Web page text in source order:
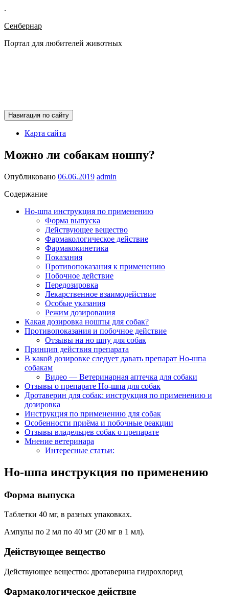
.
Сенбернар
Портал для любителей животных
Навигация по сайту
Карта сайта
Можно ли собакам ношпу?
Опубликовано 06.06.2019 admin
Содержание
Но-шпа инструкция по применению
Форма выпуска
Действующее вещество
Фармакологическое действие
Фармакокинетика
Показания
Противопоказания к применению
Побочное действие
Передозировка
Лекарственное взаимодействие
Особые указания
Режим дозирования
Какая дозировка ношпы для собак?
Противопоказания и побочное действие
Отзывы на но шпу для собак
Принцип действия препарата
В какой дозировке следует давать препарат Но-шпа
собакам
Видео — Ветеринарная аптечка для собаки
Отзывы о препарате Но-шпа для собак
Дротаверин для собак: инструкция по применению и
дозировка
Инструкция по применению для собак
Особенности приёма и побочные реакции
Отзывы владельцев собак о препарате
Мнение ветеринара
Интересные статьи:
Но-шпа инструкция по применению
Форма выпуска
Таблетки 40 мг, в разных упаковках.
Ампулы по 2 мл по 40 мг (20 мг в 1 мл).
Действующее вещество
Действующее вещество: дротаверина гидрохлорид
Фармакологическое действие